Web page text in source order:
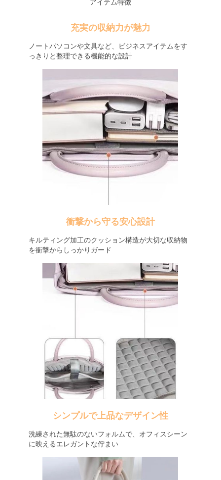
アイテム特徴
充実の収納力が魅力
ノートパソコンや文具など、ビジネスアイテムをす
っきりと整理できる機能的な設計
衝撃から守る安心設計
キルティング加工のクッション構造が大切な収納物
を衝撃からしっかりガード
シンプルで上品なデザイン性
洗練された無駄のないフォルムで、オフィスシーン
に映えるエレガントな佇まい